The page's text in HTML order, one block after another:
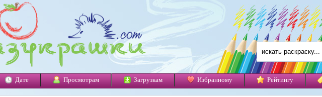
Дате Просмотрам Загрузкам Избранному Рейтингу